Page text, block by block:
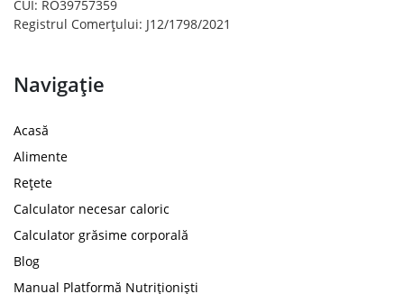
CUI: RO39757359
Registrul Comerțului: J12/1798/2021
Navigație
Acasă
Alimente
Rețete
Calculator necesar caloric
Calculator grăsime corporală
Blog
Manual Platformă Nutriționiști